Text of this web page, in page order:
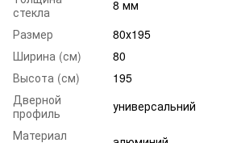
стекла
8 мм
Размер
80х195
Ширина (см)
80
Высота (см)
195
Дверной
профиль
универсальний
Материал